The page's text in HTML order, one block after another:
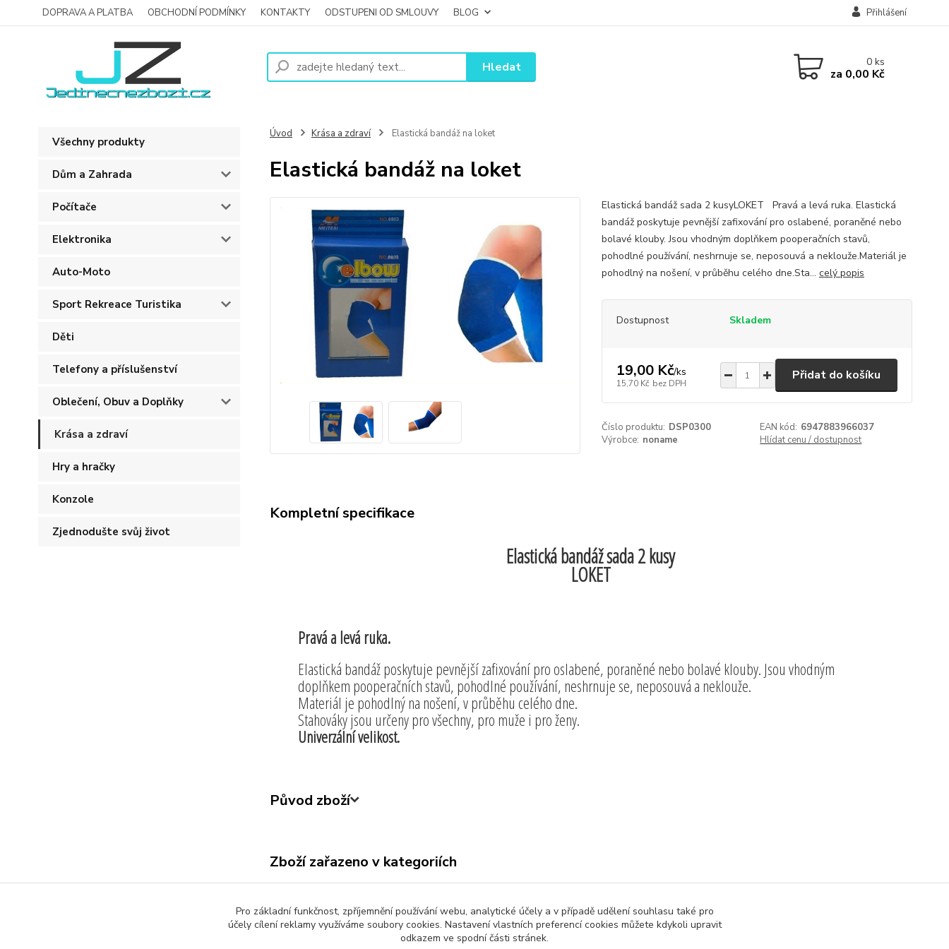
DOPRAVA A PLATBA OBCHODNÍ PODMÍNKY KONTAKTY ODSTUPENI OD SMLOUVY BLOG Přihlášení
Hledat 0ks
za 0,00 Kč
Všechny produkty
Dům a Zahrada
Počítače
Elektronika
Auto-Moto
Sport Rekreace Turistika
Děti
Telefony a příslušenství
Oblečení, Obuv a Doplňky
Krása a zdraví
Hry a hračky
Konzole
Zjednodušte svůj život
Úvod Krása a zdraví Elastická bandáž na loket
Elastická bandáž na loket
Elastická bandáž sada 2 kusyLOKET Pravá a levá ruka. Elastická
bandáž poskytuje pevnější zafixování pro oslabené, poraněné nebo
bolavé klouby. Jsou vhodným doplňkem pooperačních stavů,
pohodlné používání, neshrnuje se, neposouvá a neklouže.Materiál je
pohodlný na nošení, v průběhu celého dne.Sta... celý popis
Dostupnost Skladem
19,00 Kč/ks
15,70 Kč bez DPH
Přidat do košíku
Číslo produktu: DSP0300 EAN kód: 6947883966037
Výrobce: noname Hlídat cenu / dostupnost
Kompletní specifikace
Elastická bandáž sada 2 kusy
LOKET
Pravá a levá ruka.
Elastická bandáž poskytuje pevnější zafixování pro oslabené, poraněné nebo bolavé klouby. Jsou vhodným
doplňkem pooperačních stavů, pohodlné používání, neshrnuje se, neposouvá a neklouže.
Materiál je pohodlný na nošení, v průběhu celého dne.
Stahováky jsou určeny pro všechny, pro muže i pro ženy.
Univerzální velikost.
Původ zboží
Zboží zařazeno v kategoriích
Pro základní funkčnost, zpříjemnění používání webu, analytické účely a v případě udělení souhlasu také pro
účely cílení reklamy využíváme soubory cookies. Nastavení vlastních preferencí cookies můžete kdykoli upravit
odkazem ve spodní části stránek.